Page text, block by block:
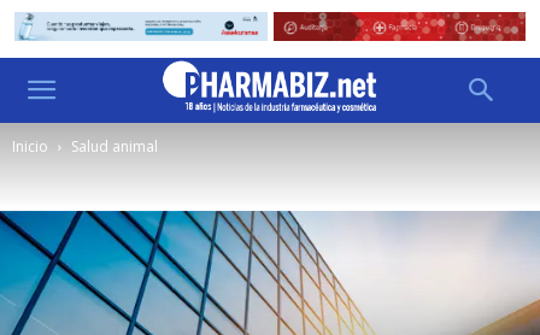
Inicio Salud animal